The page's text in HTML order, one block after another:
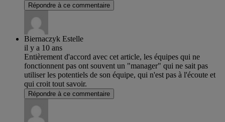
Répondre à ce commentaire
Biernaczyk Estelle
il y a 10 ans
Entièrement d'accord avec cet article, les équipes qui ne
fonctionnent pas ont souvent un "manager" qui ne sait pas
utiliser les potentiels de son équipe, qui n'est pas à l'écoute et
qui croit tout savoir.
Répondre à ce commentaire